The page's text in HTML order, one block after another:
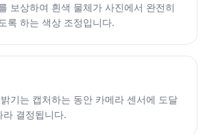
보상하여 흰색 물체가 사진에서 완전히
록 하는 색상 조정입니다.
기는 캡처하는 동안 카메라 센서에 도달
결정됩니다.